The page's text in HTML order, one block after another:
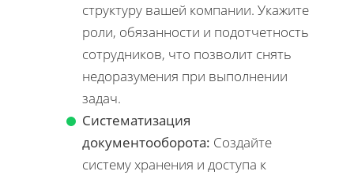
структуру вашей компании. Укажите
роли, обязанности и подотчетность
сотрудников, что позволит снять
недоразумения при выполнении
задач.
Систематизация
документооборота: Создайте
систему хранения и доступа к